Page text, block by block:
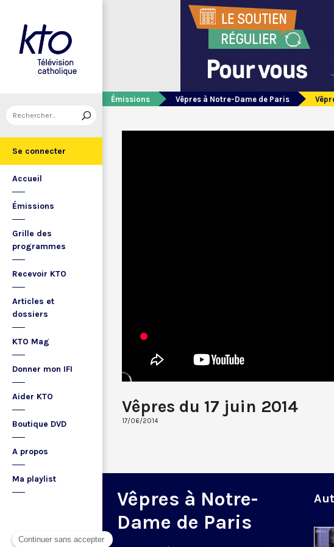
Se connecter
Accueil
Émissions
Grille des
programmes
Recevoir KTO
Articles et
dossiers
KTO Mag
Donner mon IFI
Aider KTO
Boutique DVD
A propos
Ma playlist
Émissions Vêpres à Notre-Dame de Paris
Vêpres du 17 juin 2014
17/06/2014
Vêpres à Notre-
Dame de Paris